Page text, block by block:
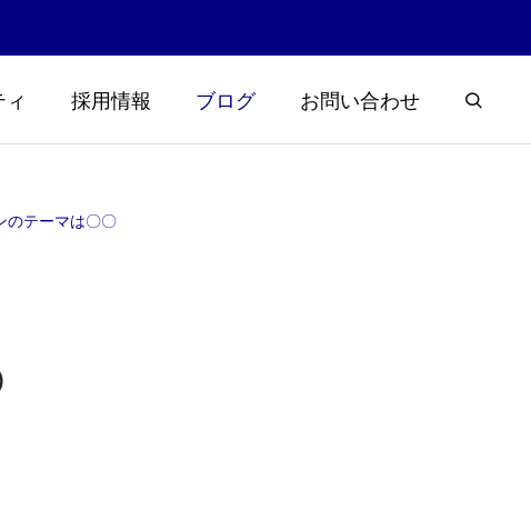
採用情報 ブログ お問い合わせ
のテーマは〇〇